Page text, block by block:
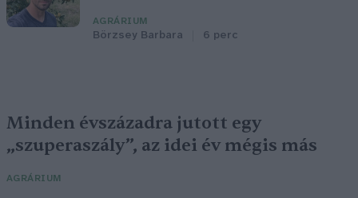
AGRÁRIUM
Börzsey Barbara 6 perc
Minden évszázadra jutott egy
„szuperaszály”, az idei év mégis más
AGRÁRIUM